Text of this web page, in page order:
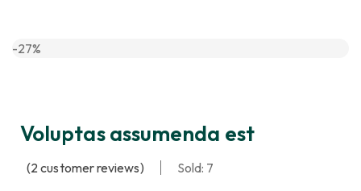
-27%
Voluptas assumenda est
(2customer reviews)
Sold: 7